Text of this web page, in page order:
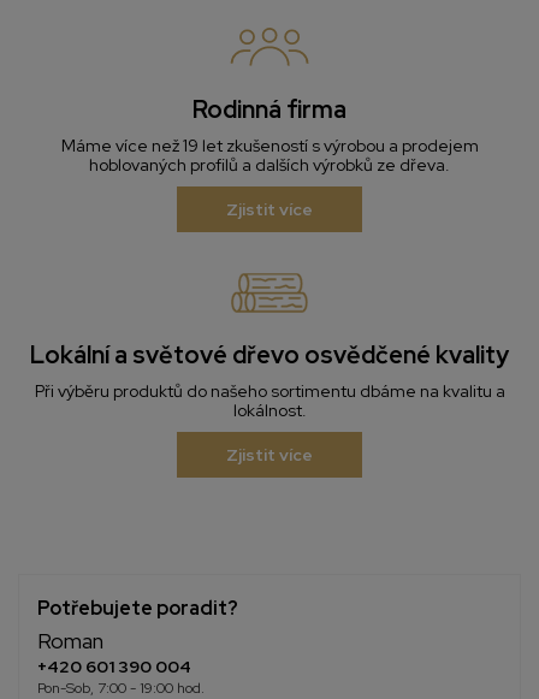
Potřebujete poradit?
Roman
+420 601 390 004
Pon-Sob, 7:00 - 19:00 hod.
Rodinná firma
Máme více než 19 let zkušeností s výrobou a prodejem
hoblovaných profilů a dalších výrobků ze dřeva.
Zjistit více
Lokální a světové dřevo osvědčené kvality
Při výběru produktů do našeho sortimentu dbáme na kvalitu a
lokálnost.
Zjistit více